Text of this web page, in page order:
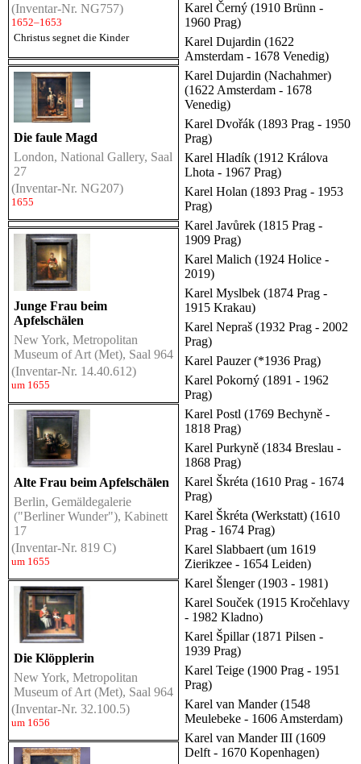
(Inventar-Nr. NG757)
1652–1653
Christus segnet die Kinder
Die faule Magd
London, National Gallery, Saal
27
(Inventar-Nr. NG207)
1655
Junge Frau beim
Apfelschälen
New York, Metropolitan
Museum of Art (Met), Saal 964
(Inventar-Nr. 14.40.612)
um 1655
Alte Frau beim Apfelschälen
Berlin, Gemäldegalerie
("Berliner Wunder"), Kabinett
17
(Inventar-Nr. 819 C)
um 1655
Die Klöpplerin
New York, Metropolitan
Museum of Art (Met), Saal 964
(Inventar-Nr. 32.100.5)
um 1656
Karel Černý (1910 Brünn -
1960 Prag)
Karel Dujardin (1622
Amsterdam - 1678 Venedig)
Karel Dujardin (Nachahmer)
(1622 Amsterdam - 1678
Venedig)
Karel Dvořák (1893 Prag - 1950
Prag)
Karel Hladík (1912 Králova
Lhota - 1967 Prag)
Karel Holan (1893 Prag - 1953
Prag)
Karel Javůrek (1815 Prag -
1909 Prag)
Karel Malich (1924 Holice -
2019)
Karel Myslbek (1874 Prag -
1915 Krakau)
Karel Nepraš (1932 Prag - 2002
Prag)
Karel Pauzer (*1936 Prag)
Karel Pokorný (1891 - 1962
Prag)
Karel Postl (1769 Bechyně -
1818 Prag)
Karel Purkyně (1834 Breslau -
1868 Prag)
Karel Škréta (1610 Prag - 1674
Prag)
Karel Škréta (Werkstatt) (1610
Prag - 1674 Prag)
Karel Slabbaert (um 1619
Zierikzee - 1654 Leiden)
Karel Šlenger (1903 - 1981)
Karel Souček (1915 Kročehlavy
- 1982 Kladno)
Karel Špillar (1871 Pilsen -
1939 Prag)
Karel Teige (1900 Prag - 1951
Prag)
Karel van Mander (1548
Meulebeke - 1606 Amsterdam)
Karel van Mander III (1609
Delft - 1670 Kopenhagen)